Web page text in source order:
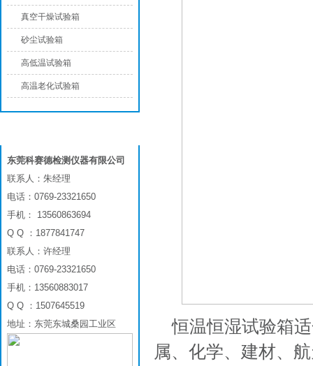
恒温恒湿试验箱
属、化学、建材、
真空干燥试验箱
砂尘试验箱
高低温试验箱
高温老化试验箱
东莞科赛德检测仪器有限公司
联系人：朱经理
电话：0769-23321650
手机： 13560863694
Q Q ：1877841747
联系人：许经理
电话：0769-23321650
手机：13560883017
Q Q ：1507645519
地址：东莞东城桑园工业区